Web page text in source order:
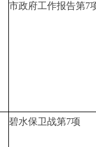
市政府工作报告第7
碧水保卫战第7项